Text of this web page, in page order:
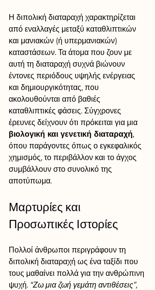
Η διπολική διαταραχή χαρακτηρίζεται
από εναλλαγές μεταξύ καταθλιπτικών
και μανιακών (ή υπερμανιακών)
καταστάσεων. Τα άτομα που ζουν με
αυτή τη διαταραχή συχνά βιώνουν
έντονες περιόδους υψηλής ενέργειας
και δημιουργικότητας, που
ακολουθούνται από βαθιές
καταθλιπτικές φάσεις. Σύγχρονες
έρευνες δείχνουν ότι πρόκειται για μια
βιολογική και γενετική διαταραχή,
όπου παράγοντες όπως ο εγκεφαλικός
χημισμός, το περιβάλλον και το άγχος
συμβάλλουν στο συνολικό της
αποτύπωμα.
Μαρτυρίες και
Προσωπικές Ιστορίες
Πολλοί άνθρωποι περιγράφουν τη
διπολική διαταραχή ως ένα ταξίδι που
τους μαθαίνει πολλά για την ανθρώπινη
ψυχή. “Ζω μια ζωή γεμάτη αντιθέσεις”,